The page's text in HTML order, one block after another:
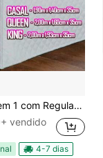
Cabeceira Cama Box Colchobox Matelada Casal / Queen / King
vendido
4-7 dias